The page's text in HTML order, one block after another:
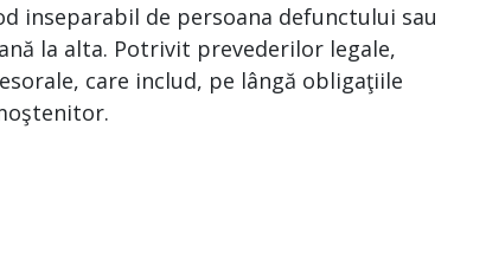
inseparabil de persoana defunctului sau
la alta. Potrivit prevederilor legale,
care includ, pe lângă obligaţiile